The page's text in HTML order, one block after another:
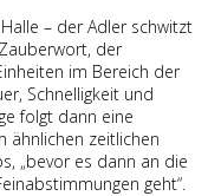
– der Adler schwitzt
der
im Bereich der
Schnelligkeit und
folgt dann eine
ähnlichen zeitlichen
„bevor es dann an die
geht“.